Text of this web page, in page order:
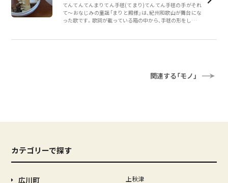
てんてんてんまりてん手毬(てまり)てんてん手毬の手がそれ
て～おなじみの童謡「まりと殿様」は、紀州和歌山が舞台にな
った歌です。歌詞が載っている箱の中から、手毬の形をした容
関連する「モノ」
カテゴリーで探す
広川町
上秋津